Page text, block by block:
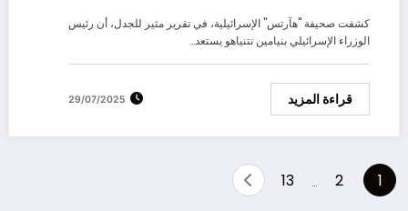
كشفت صحيفة "هآرتس" الإسرائيلية، في تقرير مثير للجدل، أن رئيس
الوزراء الإسرائيلي بنيامين نتنياهو يستعد…
قراءة المزيد 29/07/2025
Posts
1
2
13